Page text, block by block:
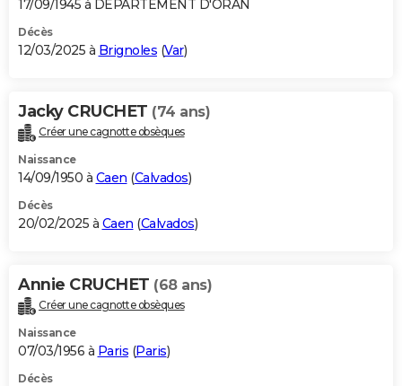
17/09/1945 à DEPARTEMENT D'ORAN
Décès
12/03/2025 à Brignoles (Var)
Jacky CRUCHET (74 ans)
Créer une cagnotte obsèques
Naissance
14/09/1950 à Caen (Calvados)
Décès
20/02/2025 à Caen (Calvados)
Annie CRUCHET (68 ans)
Créer une cagnotte obsèques
Naissance
07/03/1956 à Paris (Paris)
Décès